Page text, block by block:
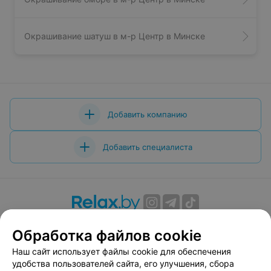
Окрашивание шатуш в м-р Центр в Минске
Добавить компанию
Добавить специалиста
Вакансии
Публичный договор
Способы оплаты
Публичный договор по использованию сервиса
«Афиша»
Обработка файлов cookie
Наш сайт использует файлы cookie для обеспечения
удобства пользователей сайта, его улучшения, сбора